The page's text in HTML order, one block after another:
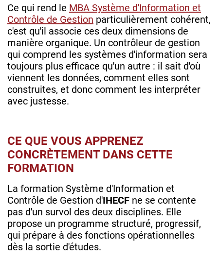
Ce qui rend le MBA Système d'Information et
Contrôle de Gestion particulièrement cohérent,
c'est qu'il associe ces deux dimensions de
manière organique. Un contrôleur de gestion
qui comprend les systèmes d'information sera
toujours plus efficace qu'un autre : il sait d'où
viennent les données, comment elles sont
construites, et donc comment les interpréter
avec justesse.
CE QUE VOUS APPRENEZ
CONCRÈTEMENT DANS CETTE
FORMATION
La formation Système d'Information et
Contrôle de Gestion d'IHECF ne se contente
pas d'un survol des deux disciplines. Elle
propose un programme structuré, progressif,
qui prépare à des fonctions opérationnelles
dès la sortie d'études.